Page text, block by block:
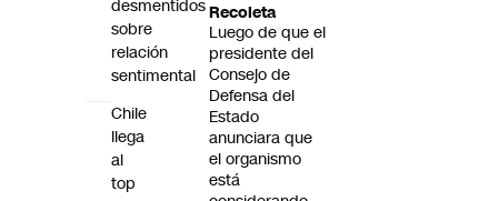
Recoleta
Luego de que el
presidente del
Consejo de
Defensa del
Estado
anunciara que
el organismo
está
desmentidos
sobre
relación
sentimental
Chile
llega
al
top